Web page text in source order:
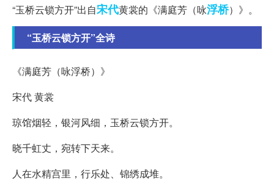
“玉桥云锁方开”出自宋代黄裳的《满庭芳（咏浮桥）》。
“玉桥云锁方开”全诗
《满庭芳（咏浮桥）》
宋代 黄裳
琼馆烟轻，银河风细，玉桥云锁方开。
晓千虹丈，宛转下天来。
人在水精宫里，行乐处、锦绣成堆。